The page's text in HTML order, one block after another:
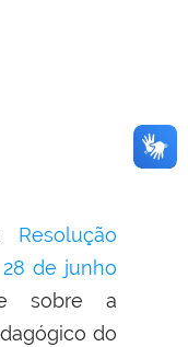
Resolução
28 de junho
sobre a
do